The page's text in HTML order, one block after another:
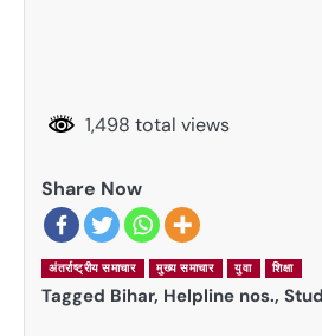
1,498 total views
Share Now
अंतर्राष्ट्रीय समाचार मुख्य समाचार युवा शिक्षा
Tagged Bihar, Helpline nos.,